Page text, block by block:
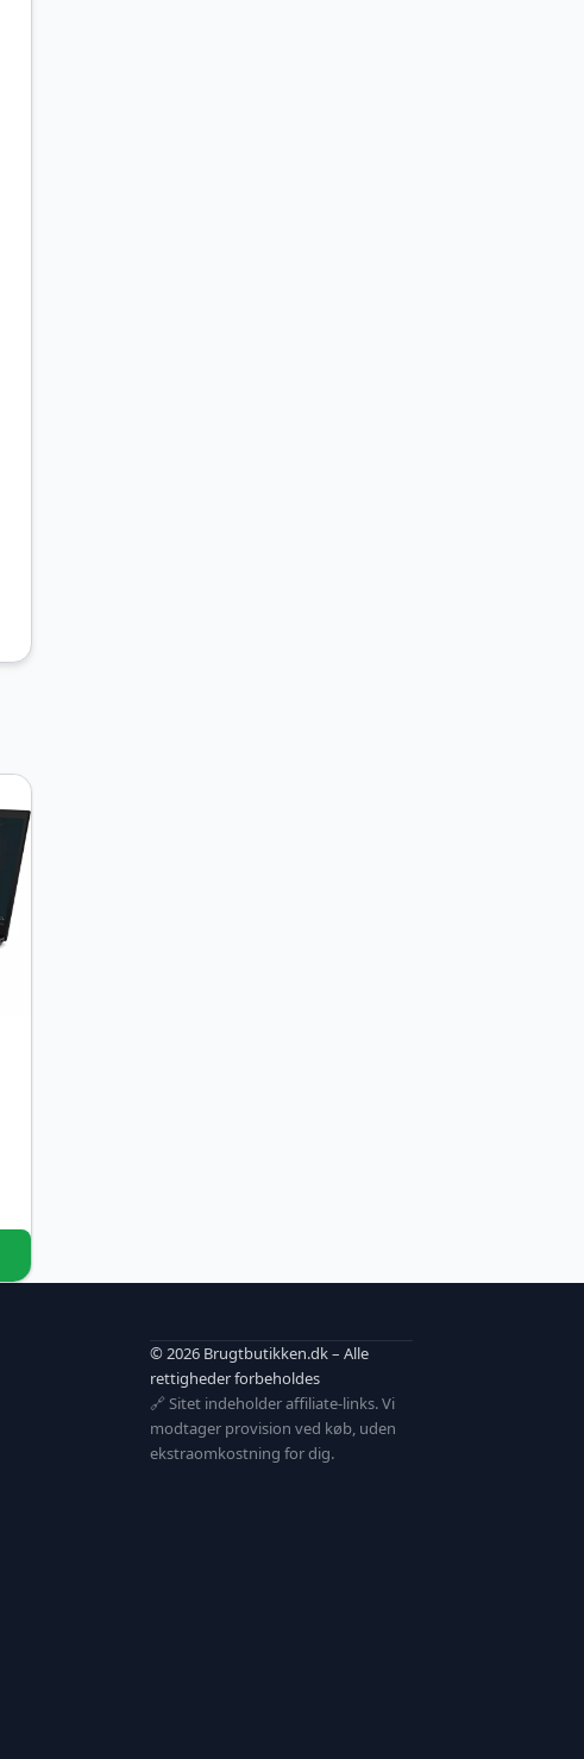
© 2026 Brugtbutikken.dk – Alle
rettigheder forbeholdes
🔗 Sitet indeholder affiliate-links. Vi
modtager provision ved køb, uden
ekstraomkostning for dig.